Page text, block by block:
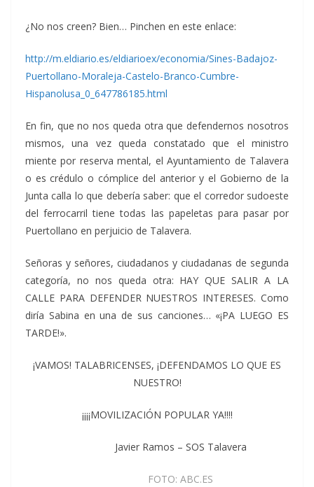
¿No nos creen? Bien… Pinchen en este enlace:
http://m.eldiario.es/eldiarioex/economia/Sines-Badajoz-
Puertollano-Moraleja-Castelo-Branco-Cumbre-
Hispanolusa_0_647786185.html
En fin, que no nos queda otra que defendernos nosotros
mismos, una vez queda constatado que el ministro
miente por reserva mental, el Ayuntamiento de Talavera
o es crédulo o cómplice del anterior y el Gobierno de la
Junta calla lo que debería saber: que el corredor sudoeste
del ferrocarril tiene todas las papeletas para pasar por
Puertollano en perjuicio de Talavera.
Señoras y señores, ciudadanos y ciudadanas de segunda
categoría, no nos queda otra: HAY QUE SALIR A LA
CALLE PARA DEFENDER NUESTROS INTERESES. Como
diría Sabina en una de sus canciones… «¡PA LUEGO ES
TARDE!».
¡VAMOS! TALABRICENSES, ¡DEFENDAMOS LO QUE ES
NUESTRO!
¡¡¡¡MOVILIZACIÓN POPULAR YA!!!!
Javier Ramos – SOS Talavera
FOTO: ABC.ES